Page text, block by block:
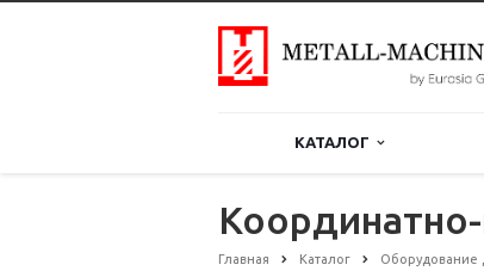
КАТАЛОГ
Главная Каталог Оборудование